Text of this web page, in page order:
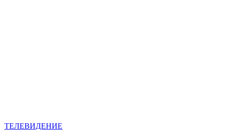
ТЕЛЕВИДЕНИЕ